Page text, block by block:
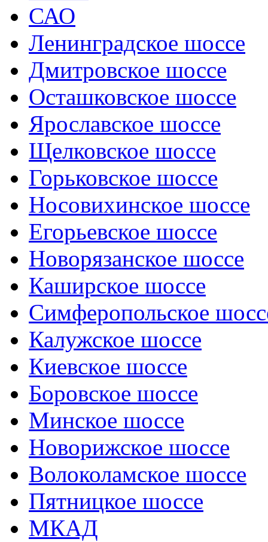
САО
Ленинградское шоссе
Дмитровское шоссе
Осташковское шоссе
Ярославское шоссе
Щелковское шоссе
Горьковское шоссе
Носовихинское шоссе
Егорьевское шоссе
Новорязанское шоссе
Каширское шоссе
Симферопольское
Калужское шоссе
Киевское шоссе
Боровское шоссе
Минское шоссе
Новорижское шоссе
Волоколамское шоссе
Пятницкое шоссе
МКАД